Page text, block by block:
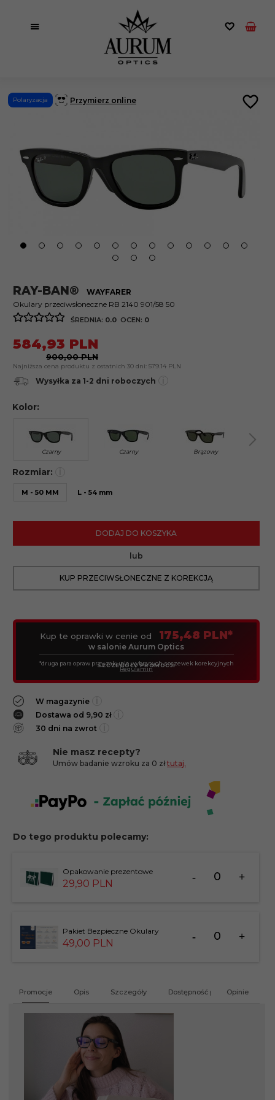
Polaryzacja Przymierz online
RAY-BAN®
WAYFARER
Okulary przeciwsłoneczne RB 2140 901/58 50
ŚREDNIA: 0.0 OCEN: 0
Kolor:
Czarny Czarny Brązowy
Rozmiar:
M - 50 MM L - 54 mm
Kup te oprawki w cenie od 175,48 PLN*
w salonie Aurum Optics
*druga para opraw przy zakupie wybranych soczewek korekcyjnych
SZCZEGÓŁY PROMOCJI
Regulamin
W magazynie
Dostawa od 9,90 zł
30 dni na zwrot
584,93 PLN
900,00 PLN
Najniższa cena produktu z ostatnich 30 dni: 579.14 PLN
Wysyłka za 1-2 dni roboczych
DODAJ DO KOSZYKA
lub
KUP PRZECIWSŁONECZNE Z KOREKCJĄ
Nie masz recepty?
Umów badanie wzroku za 0 złtutaj.
Do tego produktu polecamy:
Opakowanie prezentowe
29,90 PLN
dla
Pakiet Bezpieczne Okulary
49,00 PLN
dla
Promocje Opis Szczegóły Dostępność produktu
Opinie